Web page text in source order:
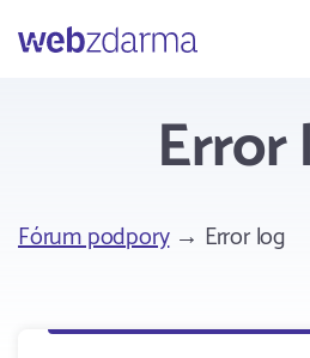
Webzdarma
Error
Fórum podpory→ Error log